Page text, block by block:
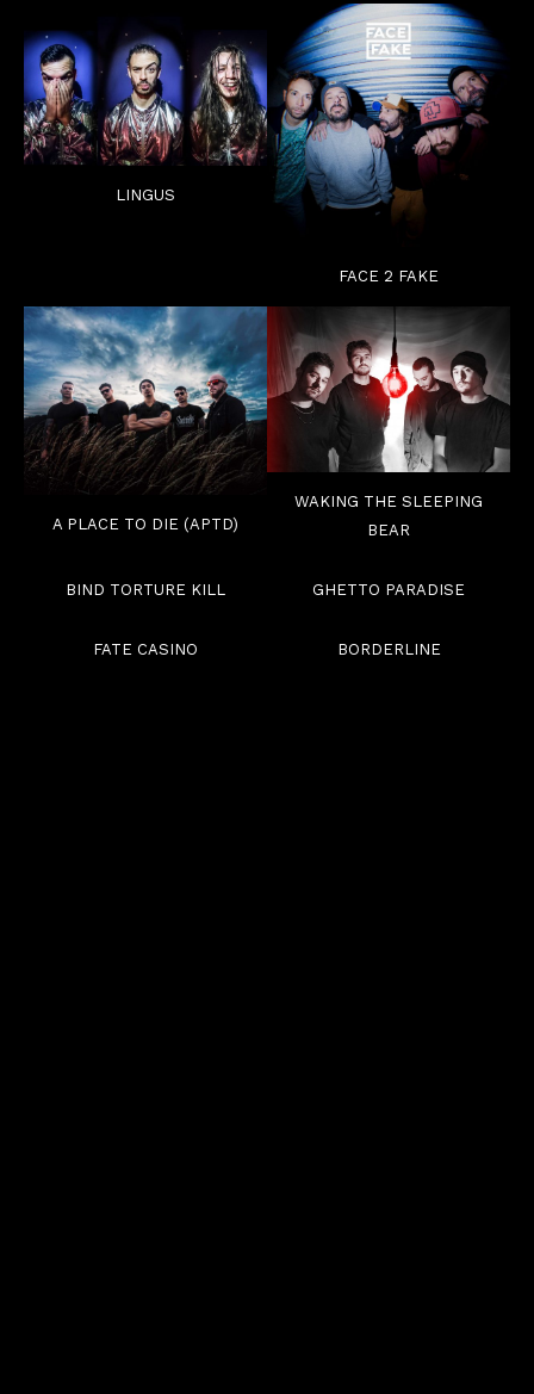
LINGUS
FACE 2 FAKE
A PLACE TO DIE (APTD)
WAKING THE SLEEPING
BEAR
BIND TORTURE KILL GHETTO PARADISE
FATE CASINO BORDERLINE